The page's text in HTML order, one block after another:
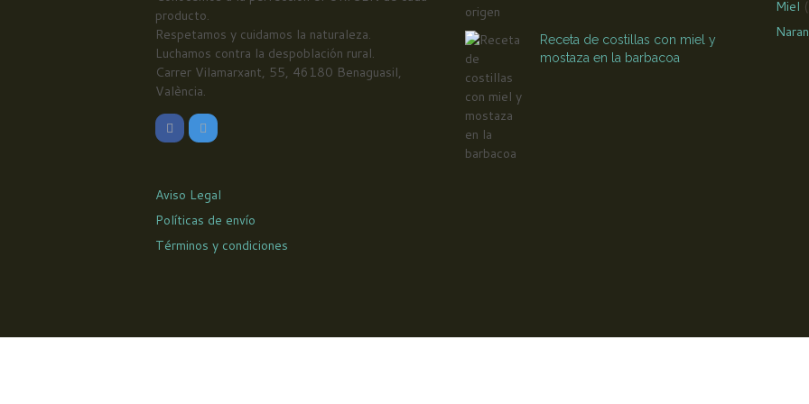
producto.
Respetamos y cuidamos la naturaleza.
Luchamos contra la despoblación rural.
Carrer Vilamarxant, 55, 46180 Benaguasil,
València.
Receta de costillas con miel y
mostaza en la barbacoa
Miel
Aviso Legal
Políticas de envío
Términos y condiciones